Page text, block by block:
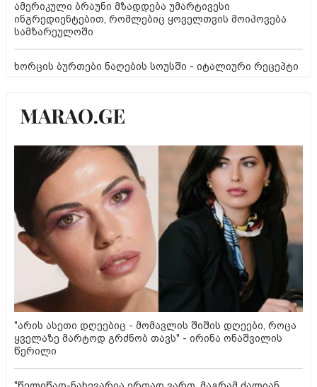
ამერიკული ბრაუნი მზადდება უმარტივესი
ინგრედიენტებით, რომლებიც ყოველთვის მოიპოვება
სამზარეულოში
ხორცის ბურთები ნაღების სოუსში - იტალიური რეცეპტი
"არის ასეთი დღეებიც - მომავლის შიშის დღეები, როცა
ყველაზე მარტოდ გრძნობ თავს" - ირინა ონაშვილის
წერილი